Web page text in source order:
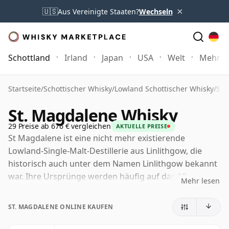
🇺🇸Aus Vereinigte Staaten?Wechseln ×
Schottland Irland Japan USA Welt Mehr
Startseite/Schottischer Whisky/Lowland Schottischer Whisky/St.
St. Magdalene Whisky
29 Preise ab 676 € vergleichen AKTUELLE PREISE
St Magdalene ist eine nicht mehr existierende
Lowland-Single-Malt-Destillerie aus Linlithgow, die
historisch auch unter dem Namen Linlithgow bekannt
war. Ihre Ursprünge werden häufig auf das 18.
über zweihundert Jahre lang in Betrieb, bevor sie 1983
Mehr lesen
ST. MAGDALENE ONLINE KAUFEN